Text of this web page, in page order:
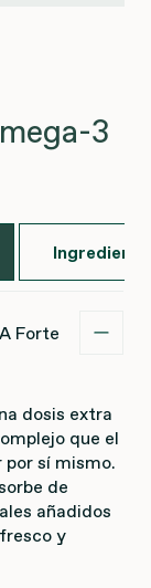
3
Forte
dosis extra
que el
sí mismo.
de
añadidos
y